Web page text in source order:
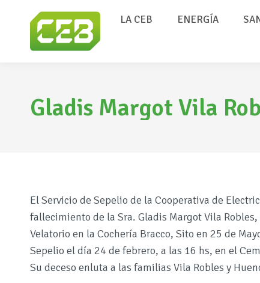
LA CEB ENERGÍA
Gladis Margot Vila
El Servicio de Sepelio de la Cooperativa de
fallecimiento de la Sra. Gladis Margot Vila
Velatorio en la Cochería Bracco, Sito en 25 de
Sepelio el día 24 de febrero, a las 16 hs, en el
Su deceso enluta a las familias Vila Robles y